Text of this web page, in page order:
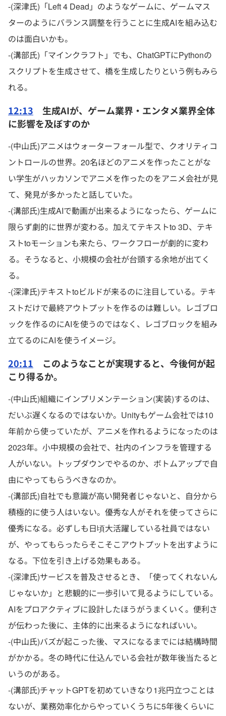
-(深津氏)「Left 4 Dead」のようなゲームに、ゲームマス
ターのようにバランス調整を行うことに生成AIを組み込む
のは面白いかも。
-(溝部氏)「マインクラフト」でも、ChatGPTにPythonの
スクリプトを生成させて、橋を生成したりという例もみら
れる。
12:13 生成AIが、ゲーム業界・エンタメ業界全体
に影響を及ぼすのか
-(中山氏)アニメはウォーターフォール型で、クオリティコ
ントロールの世界。20名ほどのアニメを作ったことがな
い学生がハッカソンでアニメを作ったのをアニメ会社が見
て、発見が多かったと話していた。
-(溝部氏)生成AIで動画が出来るようになったら、ゲームに
限らず劇的に世界が変わる。加えてテキストto 3D、テキ
ストtoモーションも来たら、ワークフローが劇的に変わ
る。そうなると、小規模の会社が台頭する余地が出てく
る。
-(深津氏)テキストtoビルドが来るのに注目している。テキ
ストだけで最終アウトプットを作るのは難しい。レゴブロ
ックを作るのにAIを使うのではなく、レゴブロックを組み
立てるのにAIを使うイメージ。
20:11 このようなことが実現すると、今後何が起
こり得るか。
-(中山氏)組織にインプリメンテーション(実装)するのは、
だいぶ遅くなるのではないか。Unityもゲーム会社では10
年前から使っていたが、アニメを作れるようになったのは
2023年。小中規模の会社で、社内のインフラを管理する
人がいない。トップダウンでやるのか、ボトムアップで自
由にやってもらうべきなのか。
-(溝部氏)自社でも意識が高い開発者じゃないと、自分から
積極的に使う人はいない。優秀な人がそれを使ってさらに
優秀になる。必ずしも日頃大活躍している社員ではない
が、やってもらったらそこそこアウトプットを出すように
なる。下位を引き上げる効果もある。
-(深津氏)サービスを普及させるとき、「使ってくれないん
じゃないか」と悲観的に一歩引いて見るようにしている。
AIをプロアクティブに設計したほうがうまくいく。便利さ
が伝わった後に、主体的に出来るようになればいい。
-(中山氏)バズが起こった後、マスになるまでには結構時間
がかかる。冬の時代に仕込んでいる会社が数年後当たると
いうのがある。
-(溝部氏)チャットGPTを初めていきなり1兆円立つことは
ないが、業務効率化からやっていくうちに5年後くらいに